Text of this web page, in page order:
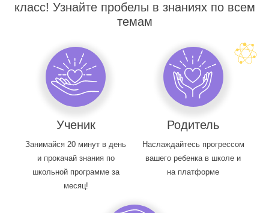
класс! Узнайте пробелы в знаниях по всем
темам
Ученик
Занимайся 20 минут в день
и прокачай знания по
школьной программе за
месяц!
Родитель
Наслаждайтесь прогрессом
вашего ребенка в школе и
на платформе